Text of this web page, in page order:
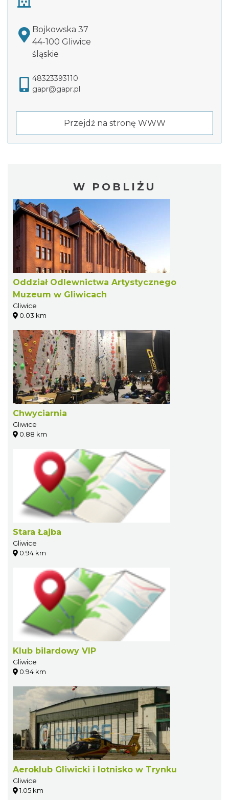
Bojkowska 37
44-100 Gliwice
śląskie
48323393110
gapr@gapr.pl
Przejdź na stronę WWW
W POBLIŻU
Oddział Odlewnictwa Artystycznego
Muzeum w Gliwicach
Gliwice
0.03 km
Chwyciarnia
Gliwice
0.88 km
Stara Łajba
Gliwice
0.94 km
Klub bilardowy VIP
Gliwice
0.94 km
Aeroklub Gliwicki i lotnisko w Trynku
Gliwice
1.05 km